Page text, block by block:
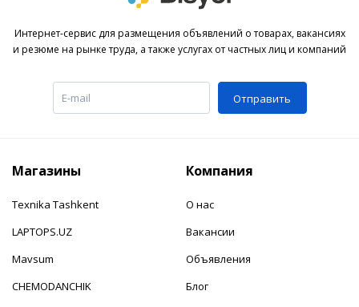
Интернет-сервис для размещения объявлений о товарах, вакансиях
и резюме на рынке труда, а также услугах от частных лиц и компаний
Отправить
Магазины
Texnika Tashkent
LAPTOPS.UZ
Mavsum
CHEMODANCHIK
Компания
О нас
Вакансии
Объявления
Блог